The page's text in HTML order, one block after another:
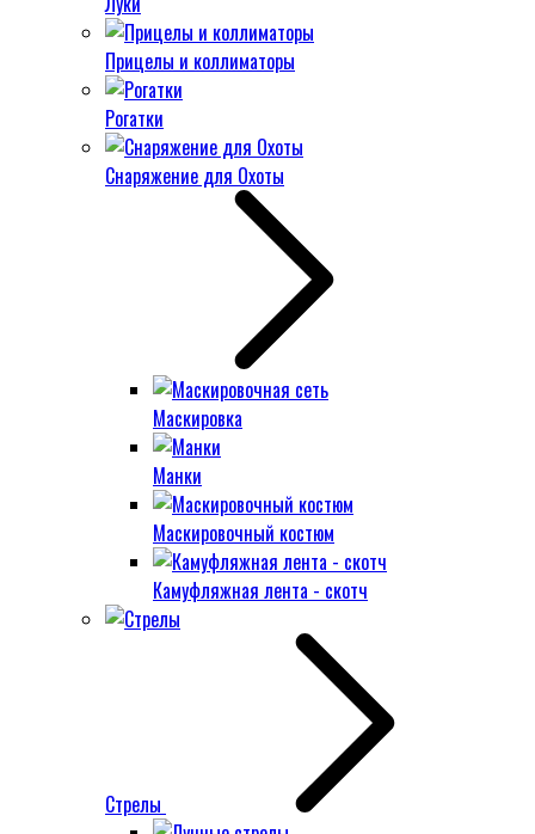
Прицелы и коллиматоры
Рогатки
Снаряжение для Охоты
Маскировка
Манки
Маскировочный костюм
Камуфляжная лента - скотч
Стрелы